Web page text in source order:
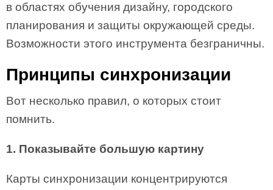
в областях обучения дизайну, городского
планирования и защиты окружающей среды.
Возможности этого инструмента безграничны.
Принципы синхронизации
Вот несколько правил, о которых стоит
помнить.
1. Показывайте большую картину
Карты синхронизации концентрируются